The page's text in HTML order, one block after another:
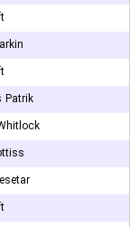
Patrik